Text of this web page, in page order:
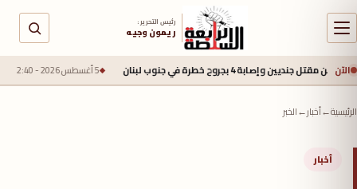
رئيس التحرير :
ريمون وجيه
الآن
4 بجروح خطرة في جنوب لبنان 5 أغسطس 2026 - 2:40 م محمد صلاح
الرئيسية←أخبار←الخبر
أخبار